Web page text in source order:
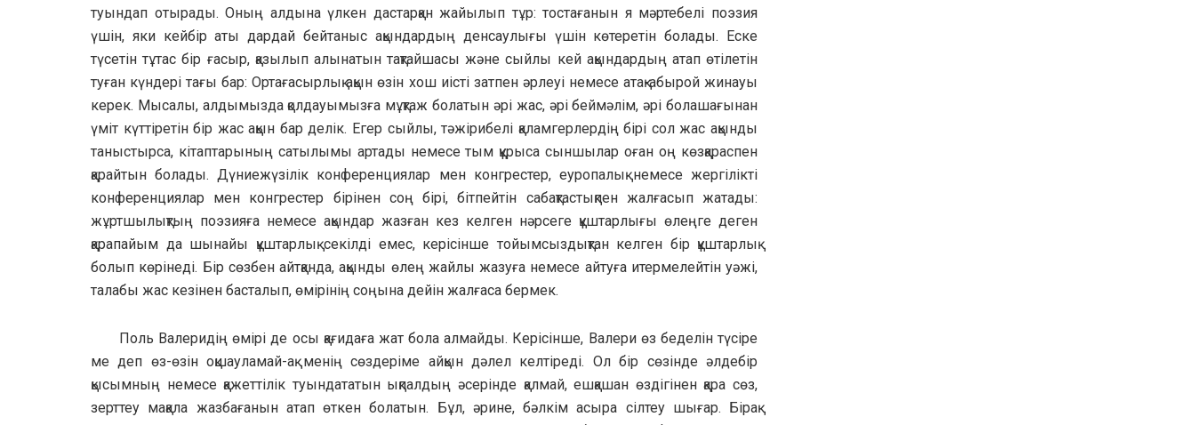
туындап отырады. Оның алдына үлкен дастарқан жайылып тұр: тостағанын я мәртебелі поэзия
үшін, яки кейбір аты дардай бейтаныс ақындардың денсаулығы үшін көтеретін болады. Еске
түсетін тұтас бір ғасыр, қазылып алынатын тақтайшасы және сыйлы кей ақындардың атап өтілетін
туған күндері тағы бар: Ортағасырлық ақын өзін хош иісті затпен әрлеуі немесе атақ-абырой жинауы
керек. Мысалы, алдымызда қолдауымызға мұқтаж болатын әрі жас, әрі беймәлім, әрі болашағынан
үміт күттіретін бір жас ақын бар делік. Егер сыйлы, тәжірибелі қаламгерлердің бірі сол жас ақынды
таныстырса, кітаптарының сатылымы артады немесе тым құрыса сыншылар оған оң көзқараспен
қарайтын болады. Дүниежүзілік конференциялар мен конгрестер, еуропалық немесе жергілікті
конференциялар мен конгрестер бірінен соң бірі, бітпейтін сабақтастықпен жалғасып жатады:
жұртшылықтың поэзияға немесе ақындар жазған кез келген нәрсеге құштарлығы өлеңге деген
қарапайым да шынайы құштарлық секілді емес, керісінше тойымсыздықтан келген бір құштарлық
болып көрінеді. Бір сөзбен айтқанда, ақынды өлең жайлы жазуға немесе айтуға итермелейтін уәжі,
талабы жас кезінен басталып, өмірінің соңына дейін жалғаса бермек.
Поль Валеридің өмірі де осы қағидаға жат бола алмайды. Керісінше, Валери өз беделін түсіре
ме деп өз-өзін оқшауламай-ақ менің сөздеріме айқын дәлел келтіреді. Ол бір сөзінде әлдебір
қысымның немесе қажеттілік туындататын ықпалдың әсерінде қалмай, ешқашан өздігінен қара сөз,
зерттеу мақала жазбағанын атап өткен болатын. Бұл, әрине, бәлкім асыра сілтеу шығар. Бірақ